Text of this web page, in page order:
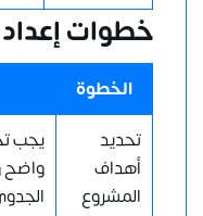
خطوات
الخطوة
تحديد
أهداف
المشروع
يجب
واضح